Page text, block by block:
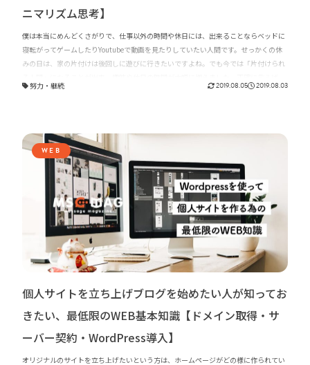
ニマリズム思考】
僕は本当にめんどくさがりで、仕事以外の時間や休日には、出来ることならベッドに
寝転がってゲームしたりYoutubeで動画を見たりしていたい人間です。せっかくの休
みの日は、家の片付けは後回しに遊びに行きたいですよね。でも今では「片付けられ
「片付けられる人間」にはなりましたが、メンタルが大きく変わったわけではありま
努力・ 継続 2019.08.05 2019.08.03
WEB
個人サイトを立ち上げブログを始めたい人が知ってお
きたい、最低限のWEB基本知識【ドメイン取得・サ
ーバー契約・WordPress導入】
オリジナルのサイトを立ち上げたいという方は、ホームページがどの様に作られてい